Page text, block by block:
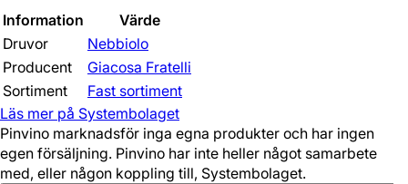
Information
Värde
Druvor
Nebbiolo
Producent
Giacosa Fratelli
Sortiment
Fast sortiment
Läs mer på Systembolaget
Pinvino marknadsför inga egna produkter och har ingen
egen försäljning. Pinvino har inte heller något samarbete
med, eller någon koppling till, Systembolaget.